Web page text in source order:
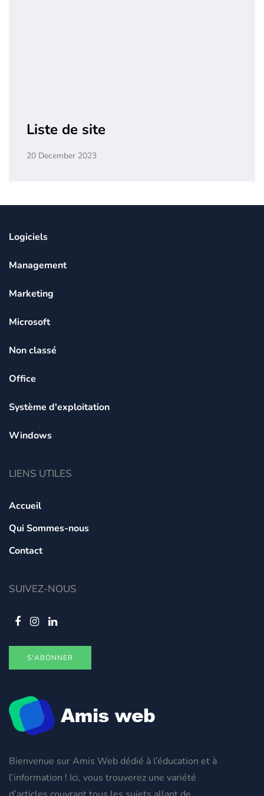
Liste de site
20 December 2023
Bienvenue sur Amis Web dédié à l’éducation et à
l’information ! Ici, vous trouverez une variété
Logiciels
Management
Marketing
Microsoft
Non classé
Office
Système d'exploitation
Windows
LIENS UTILES
Accueil
Qui Sommes-nous
Contact
SUIVEZ-NOUS
S'ABONNER